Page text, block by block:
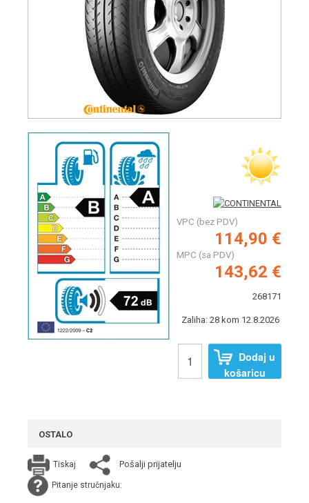
VPC (bez PDV)
114,90 €
MPC (sa PDV)
143,62 €
268171
Zaliha: 28 kom 12.8.2026
Dodaj u
košaricu
OSTALO
Tiskaj Pošalji prijatelju
Pitanje stručnjaku: